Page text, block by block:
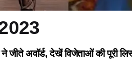
ने जीते अवॉर्ड, देखें विजेताओं की पूरी